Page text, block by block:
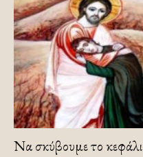
Να σκύβουμε το κεφάλι